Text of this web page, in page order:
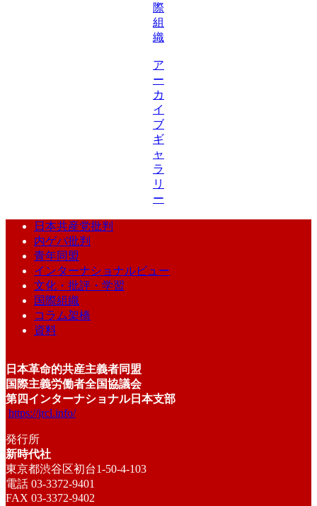
際
組
織
ア
ー
カ
イ
ブ
ギ
ャ
ラ
リ
ー
日本共産党批判
内ゲバ批判
青年同盟
インターナショナルビュー
文化・批評・学習
国際組織
コラム架橋
資料
日本革命的共産主義者同盟
国際主義労働者全国協議会
第四インターナショナル日本支部
https://jrcl.info/
発行所
新時代社
東京都渋谷区初台1-50-4-103
電話 03-3372-9401
FAX 03-3372-9402